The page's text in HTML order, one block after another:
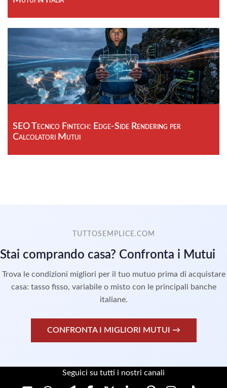
SEO Tecnico Fintech: Edge-Side Rendering per
Calcolatori Mutui
TUTTOSEMPLICE.COM
Stai comprando casa? Confronta i Mutui
Trova le condizioni migliori per il tuo mutuo prima di acquistare
casa: tasso fisso, variabile o misto con le principali banche
italiane.
CONFRONTA I MIGLIORI MUTUI →
Seguici su tutti i nostri canali